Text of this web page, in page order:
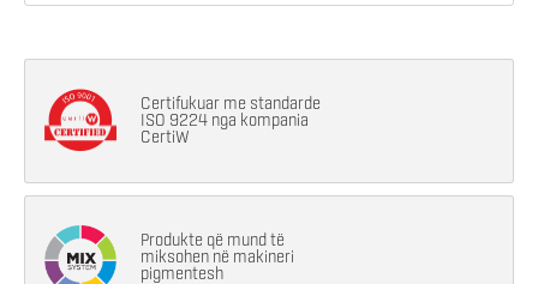
Certifukuar me standarde
ISO 9224 nga kompania
CertiW
Produkte që mund të
miksohen në makineri
pigmentesh